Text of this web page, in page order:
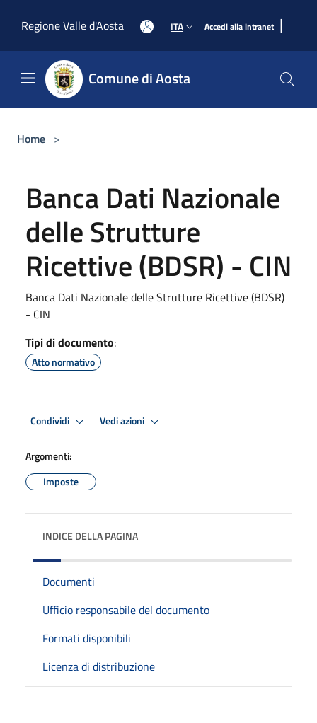
Regione Valle d'Aosta
ITA Accedi alla intranet |
Comune di Aosta
Home >
Banca Dati Nazionale
delle Strutture
Ricettive (BDSR) - CIN
Banca Dati Nazionale delle Strutture Ricettive (BDSR)
- CIN
Tipi di documento:
Atto normativo
Condividi Vedi azioni
Argomenti:
Imposte
INDICE DELLA PAGINA
Documenti
Ufficio responsabile del documento
Formati disponibili
Licenza di distribuzione